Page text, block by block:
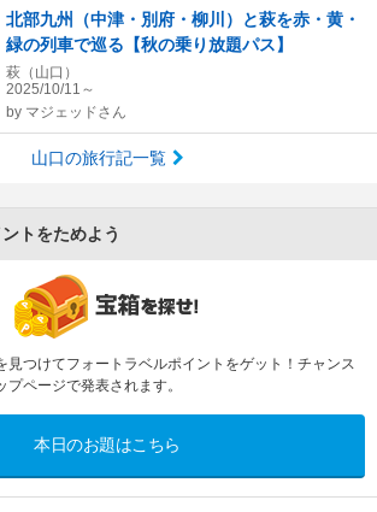
北部九州（中津・別府・柳川）と萩を赤・黄・
緑の列車で巡る【秋の乗り放題パス】
萩（山口）
2025/10/11～
by マジェッドさん
山口の旅行記一覧
トをためよう
見つけてフォートラベルポイントをゲット！チャンス
ページで発表されます。
本日のお題はこちら